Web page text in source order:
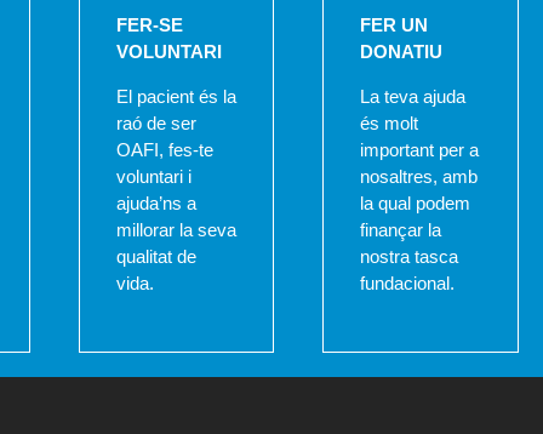
FER-SE
VOLUNTARI
El pacient és la
raó de ser
OAFI, fes-te
voluntari i
ajuda’ns a
millorar la seva
qualitat de
vida.
FER UN
DONATIU
La teva ajuda
és molt
important per a
nosaltres, amb
la qual podem
finançar la
nostra tasca
fundacional.